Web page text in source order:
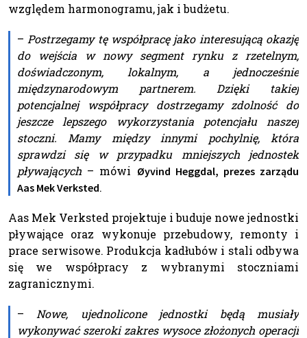
względem harmonogramu, jak i budżetu.
– Postrzegamy tę współpracę jako interesującą okazję
do wejścia w nowy segment rynku z rzetelnym,
doświadczonym, lokalnym, a jednocześnie
międzynarodowym partnerem. Dzięki takiej
potencjalnej współpracy dostrzegamy zdolność do
jeszcze lepszego wykorzystania potencjału naszej
stoczni. Mamy między innymi pochylnię, która
sprawdzi się w przypadku mniejszych jednostek
pływających – mówi Øyvind Heggdal, prezes zarządu
Aas Mek Verksted.
Aas Mek Verksted projektuje i buduje nowe jednostki
pływające oraz wykonuje przebudowy, remonty i
prace serwisowe. Produkcja kadłubów i stali odbywa
się we współpracy z wybranymi stoczniami
zagranicznymi.
– Nowe, ujednolicone jednostki będą musiały
wykonywać szeroki zakres wysoce złożonych operacji